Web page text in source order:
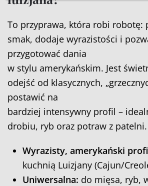
To przyprawa, która robi robotę:
smak, dodaje wyrazistości i
przygotować dania
w stylu amerykańskim. Jest
odejść od klasycznych,
postawić na
bardziej intensywny profil –
drobiu, ryb oraz potraw z patelni.
Wyrazisty, amerykański
kuchnią Luizjany (Cajun/
Uniwersalna: do mięsa, ryb,